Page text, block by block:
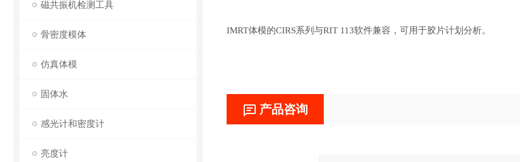
磁共振机检测工具
骨密度模体
仿真体模
固体水
感光计和密度计
亮度计
IMRT体模的CIRS系列与RIT 113软件兼容，可用于胶片计划分析。
产品咨询